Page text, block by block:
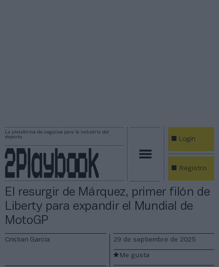
La plataforma de negocios para la industria del
deporte
Login
Registro
El resurgir de Márquez, primer filón de
Liberty para expandir el Mundial de
MotoGP
Cristian García 29 de septiembre de 2025
Me gusta